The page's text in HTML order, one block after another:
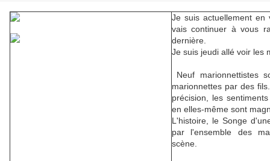
Je suis actuellement en
vais continuer à vous
dernière.
Je suis jeudi allé voir les
Neuf marionnettistes
marionnettes par des
précision, les
en elles-même sont
L'histoire, le Songe
par l'ensemble des
scène.